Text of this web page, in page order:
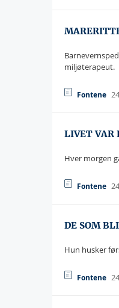
miljøterapeut.
Fontene
LIVET VAR
Hver morgen
Fontene
DE SOM
Hun husker
Fontene